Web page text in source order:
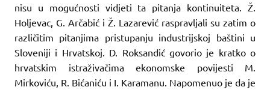
nisu u mogućnosti vidjeti ta pitanja kontinuiteta. Ž.
Holjevac, G. Arčabić i Ž. Lazarević raspravljali su zatim o
različitim pitanjima pristupanju industrijskoj baštini u
Sloveniji i Hrvatskoj. D. Roksandić govorio je kratko o
hrvatskim istraživačima ekonomske povijesti M.
Mirkoviću, R. Bićaniću i I. Karamanu. Napomenuo je da je